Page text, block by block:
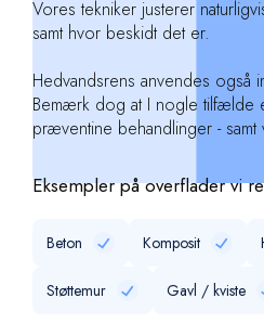
Vores tekniker justerer
samt hvor beskidt det er.
Hedvandsrens anvendes også
Bemærk dog at I nogle tilfælde
præventine behandlinger -
Eksempler på overflader vi
Beton Komposit
Støttemur Gavl / kviste